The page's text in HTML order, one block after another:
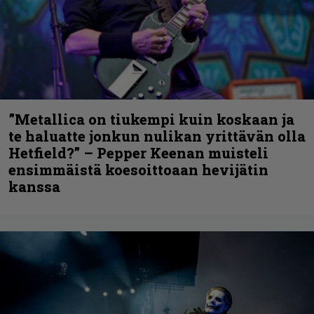
”Metallica on tiukempi kuin koskaan ja
te haluatte jonkun nulikan yrittävän olla
Hetfield?” – Pepper Keenan muisteli
ensimmäistä koesoittoaan hevijätin
kanssa